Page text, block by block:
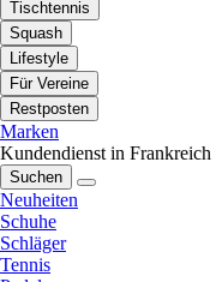
Tischtennis
Squash
Lifestyle
Für Vereine
Restposten
Marken
Kundendienst in Frankreich
Suchen
Neuheiten
Schuhe
Schläger
Tennis